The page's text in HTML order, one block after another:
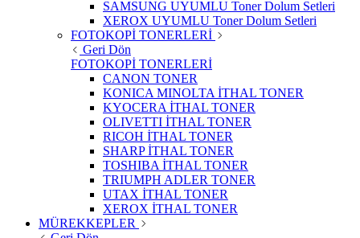
SAMSUNG UYUMLU Toner Dolum Setleri
XEROX UYUMLU Toner Dolum Setleri
FOTOKOPİ TONERLERİ
Geri Dön
FOTOKOPİ TONERLERİ
CANON TONER
KONICA MINOLTA İTHAL TONER
KYOCERA İTHAL TONER
OLIVETTI İTHAL TONER
RICOH İTHAL TONER
SHARP İTHAL TONER
TOSHIBA İTHAL TONER
TRIUMPH ADLER TONER
UTAX İTHAL TONER
XEROX İTHAL TONER
MÜREKKEPLER